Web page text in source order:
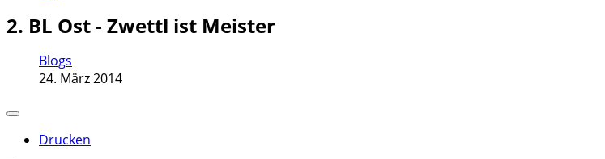
2. BL Ost - Zwettl ist Meister
Blogs
24. März 2014
Drucken